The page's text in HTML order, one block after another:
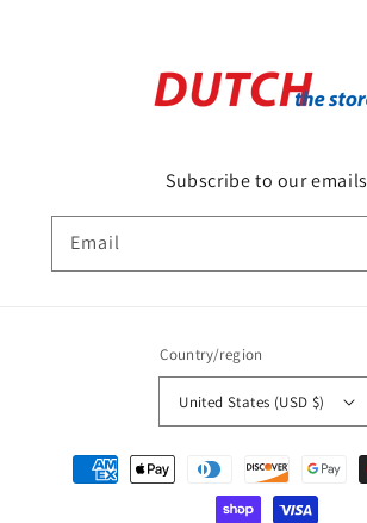
Subscribe to our emails
Email
Country/region
United States (USD $)
Payment
methods